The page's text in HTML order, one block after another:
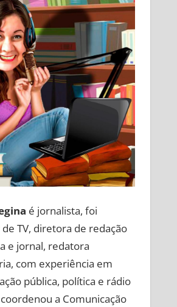
é jornalista, foi
TV, diretora de redação
e jornal, redatora
com experiência em
pública, política e rádio
a Comunicação